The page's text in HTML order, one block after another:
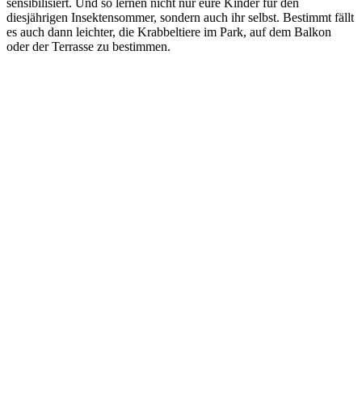
sensibilisiert. Und so lernen nicht nur eure Kinder für den
diesjährigen Insektensommer, sondern auch ihr selbst. Bestimmt fällt
es auch dann leichter, die Krabbeltiere im Park, auf dem Balkon
oder der Terrasse zu bestimmen.